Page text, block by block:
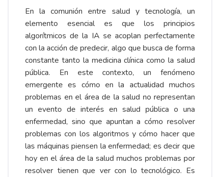
En la comunión entre salud y tecnología, un
elemento esencial es que los principios
algorítmicos de la IA se acoplan perfectamente
con la acción de predecir, algo que busca de forma
constante tanto la medicina clínica como la salud
pública. En este contexto, un fenómeno
emergente es cómo en la actualidad muchos
problemas en el área de la salud no representan
un evento de interés en salud pública o una
enfermedad, sino que apuntan a cómo resolver
problemas con los algoritmos y cómo hacer que
las máquinas piensen la enfermedad; es decir que
hoy en el área de la salud muchos problemas por
resolver tienen que ver con lo tecnológico. Es